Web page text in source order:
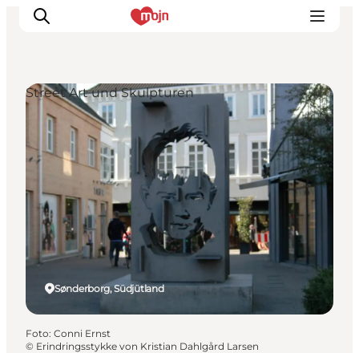
Erlebnisse
Städte und Regionen
Events
Übernachtung
Plane deine Reise
Booking
Sønderborg, Südjütland
Street Art und Skulpturen
Foto: Conni Ernst
© Erindringsstykke von Kristian Dahlgård Larsen